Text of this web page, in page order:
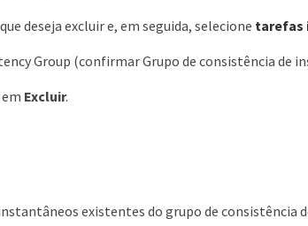
deseja excluir e, em seguida, selecione tarefas
Group (confirmar Grupo de consistência de
Excluir.
existentes do grupo de consistência